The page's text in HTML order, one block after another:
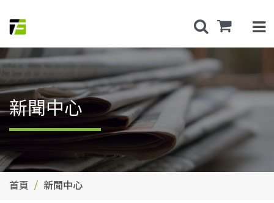
新聞中心
首頁 新聞中心